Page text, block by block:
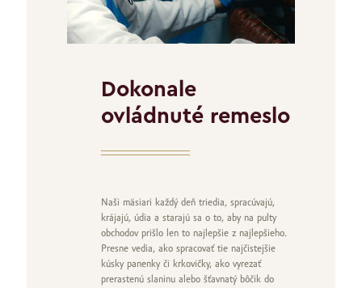
Dokonale
ovládnuté remeslo
Naši mäsiari každý deň triedia, spracúvajú,
krájajú, údia a starajú sa o to, aby na pulty
obchodov prišlo len to najlepšie z najlepšieho.
Presne vedia, ako spracovať tie najčistejšie
kúsky panenky či krkovičky, ako vyrezať
prerastenú slaninu alebo šťavnatý bôčik do